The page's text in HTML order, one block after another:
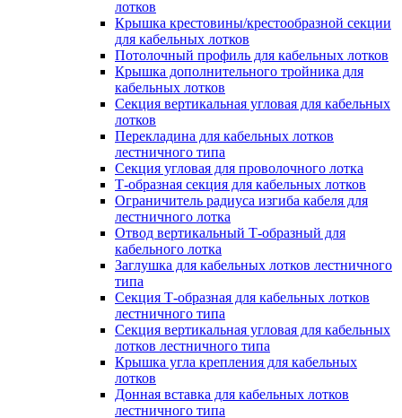
лотков
Крышка крестовины/крестообразной секции
для кабельных лотков
Потолочный профиль для кабельных лотков
Крышка дополнительного тройника для
кабельных лотков
Секция вертикальная угловая для кабельных
лотков
Перекладина для кабельных лотков
лестничного типа
Секция угловая для проволочного лотка
Т-образная секция для кабельных лотков
Ограничитель радиуса изгиба кабеля для
лестничного лотка
Отвод вертикальный Т-образный для
кабельного лотка
Заглушка для кабельных лотков лестничного
типа
Секция Т-образная для кабельных лотков
лестничного типа
Секция вертикальная угловая для кабельных
лотков лестничного типа
Крышка угла крепления для кабельных
лотков
Донная вставка для кабельных лотков
лестничного типа